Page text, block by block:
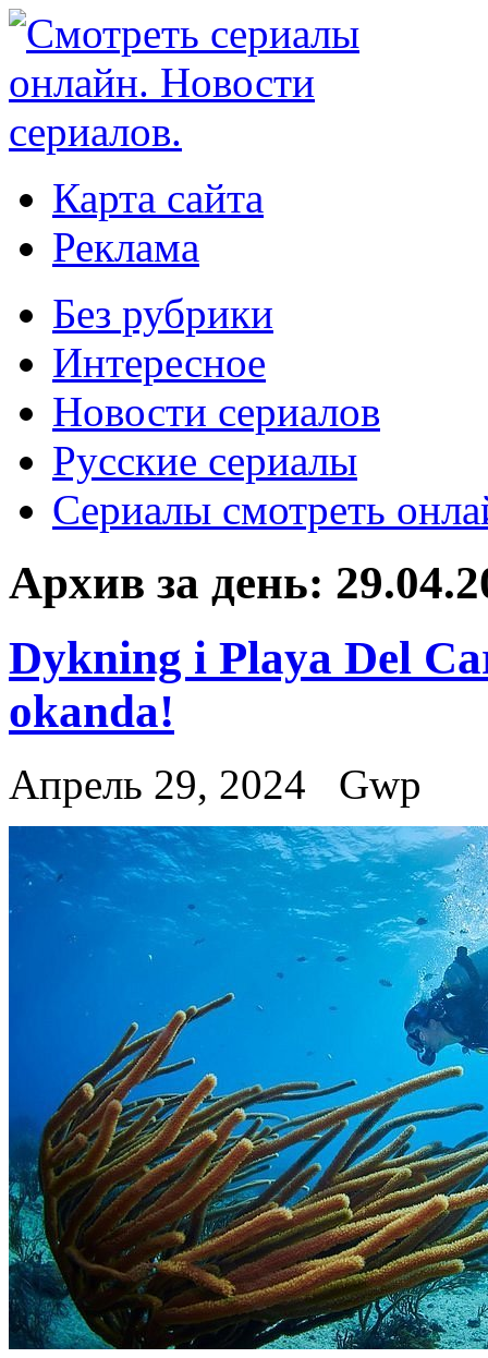
Карта сайта
Реклама
Без рубрики
Интересное
Новости сериалов
Русские сериалы
Сериалы смотреть
Архив за день:
Dykning i Playa Del
okanda!
Апрель 29, 2024 Gwp